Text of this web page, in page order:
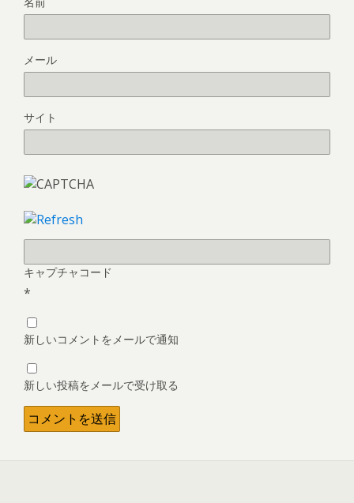
メール
サイト
キャプチャコード
*
新しいコメントをメールで通知
新しい投稿をメールで受け取る